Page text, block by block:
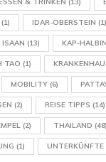
(1) IDAR-OBERSTEIN (1)
ISAAN (13) KAP-
TAO (1)
MOBILITY (6)
(2) REISE TIPPS (14)
(2) THAILAND (48)
(1) UNTERKÜNFTE